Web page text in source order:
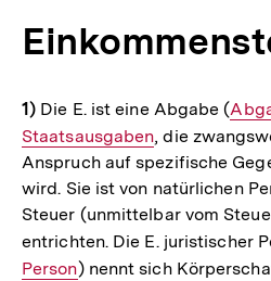
Übersicht
1) Die E. ist eine Abgabe (
Link:
Staatsausgaben, die
Anspruch auf spezifische
wird. Sie ist von natürlichen
Steuer (unmittelbar vom
entrichten. Die E. juristischer
Person) nennt sich